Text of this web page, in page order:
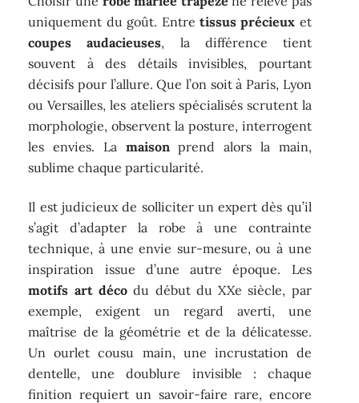
uniquement du goût. Entre tissus précieux et
coupes audacieuses, la différence tient
souvent à des détails invisibles, pourtant
décisifs pour l’allure. Que l’on soit à Paris, Lyon
ou Versailles, les ateliers spécialisés scrutent la
morphologie, observent la posture, interrogent
les envies. La maisonprend alors la main,
sublime chaque particularité.
Il est judicieux de solliciter un expert dès qu’il
s’agit d’adapter la robe à une contrainte
technique, à une envie sur-mesure, ou à une
inspiration issue d’une autre époque. Les
motifs art décodu début du XXe siècle, par
exemple, exigent un regard averti, une
maîtrise de la géométrie et de la délicatesse.
Un ourlet cousu main, une incrustation de
dentelle, une doublure invisible : chaque
finition requiert un savoir-faire rare, encore